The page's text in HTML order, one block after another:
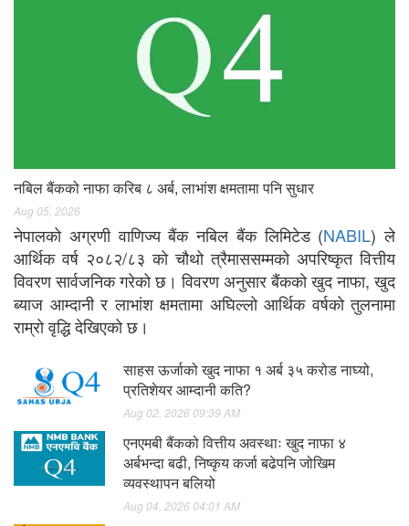
नबिल बैंकको नाफा करिब ८ अर्ब, लाभांश क्षमतामा पनि सुधार
Aug 05, 2026
नेपालको अग्रणी वाणिज्य बैंक नबिल बैंक लिमिटेड (NABIL) ले
आर्थिक वर्ष २०८२/८३ को चौथो त्रैमाससम्मको अपरिष्कृत वित्तीय
विवरण सार्वजनिक गरेको छ। विवरण अनुसार बैंकको खुद नाफा, खुद
ब्याज आम्दानी र लाभांश क्षमतामा अघिल्लो आर्थिक वर्षको तुलनामा
राम्रो वृद्धि देखिएको छ।
साहस ऊर्जाको खुद नाफा १ अर्ब ३५ करोड नाघ्यो,
प्रतिशेयर आम्दानी कति?
Aug 02, 2026 09:39 AM
एनएमबी बैंकको वित्तीय अवस्थाः खुद नाफा ४
अर्बभन्दा बढी, निष्कृय कर्जा बढेपनि जोखिम
व्यवस्थापन बलियो
Aug 04, 2026 04:01 AM